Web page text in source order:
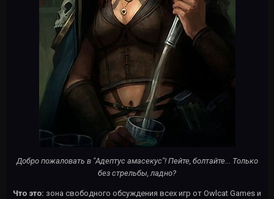
Добро пожаловать в "Адептус амасекус"! Пейте, болтайте... Только
без стрельбы, ладно?
Что это: зона свободного обсуждения всех игр от Owlcat Games и